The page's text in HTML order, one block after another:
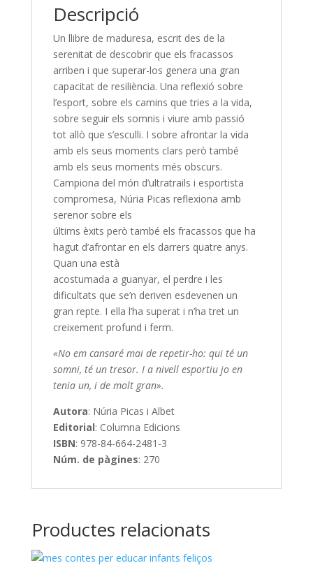
Descripció
Un llibre de maduresa, escrit des de la
serenitat de descobrir que els fracassos
arriben i que superar-los genera una gran
capacitat de resiliència. Una reflexió sobre
l’esport, sobre els camins que tries a la vida,
sobre seguir els somnis i viure amb passió
tot allò que s’esculli. I sobre afrontar la vida
amb els seus moments clars però també
amb els seus moments més obscurs.
Campiona del món d’ultratrails i esportista
compromesa, Núria Picas reflexiona amb
serenor sobre els
últims èxits però també els fracassos que ha
hagut d’afrontar en els darrers quatre anys.
Quan una està
acostumada a guanyar, el perdre i les
dificultats que se’n deriven esdevenen un
gran repte. I ella l’ha superat i n’ha tret un
creixement profund i ferm.
«No em cansaré mai de repetir-ho: qui té un
somni, té un tresor. I a nivell esportiu jo en
tenia un, i de molt gran».
Autora: Núria Picas i Albet
Editorial: Columna Edicions
ISBN: 978-84-664-2481-3
Núm. de pàgines: 270
Productes relacionats